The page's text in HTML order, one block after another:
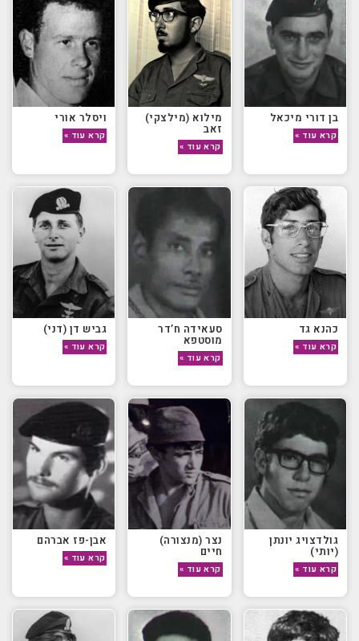
בן דורי מיכאל
קרא עוד »
מילוא (מילצקי)
זאב
קרא עוד »
ויסלר אורי
קרא עוד »
כהנא גד
קרא עוד »
סעאידה ח’דר
מוסטפא
קרא עוד »
גביש דן (דני)
קרא עוד »
גולדצויג יונתן
(יותי)
קרא עוד »
נצר (מנצורה)
חיים
קרא עוד »
אבן-פז אברהם
קרא עוד »